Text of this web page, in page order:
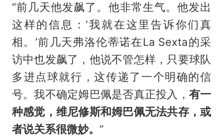
“前几天他发飙了。他非常生气。他发出
这样的信息：‘我就在这里告诉你们真
相。’前几天弗洛伦蒂诺在La Sexta的采
访中也发飙了，他说不管怎样，只要球队
多进点球就行，这传递了一个明确的信
号。我不确定姆巴佩是否真正投入， 有一
种感觉，维尼修斯和姆巴佩无法共存，或
者说关系很微妙。 ”